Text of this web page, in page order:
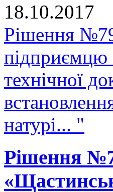
18.10.2017
Рішення
підприємцю
технічної
натурі... "
Рішення